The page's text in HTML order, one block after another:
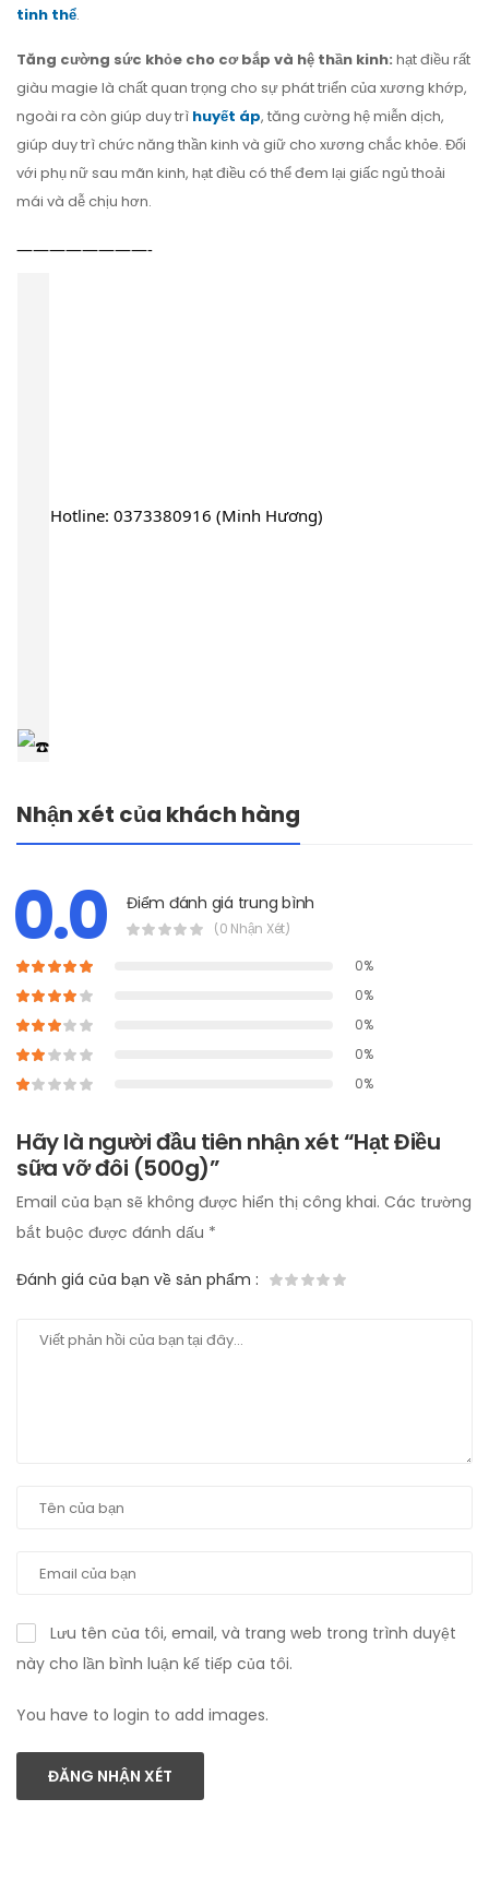
tinh thể.
Tăng cường sức khỏe cho cơ bắp và hệ thần kinh: hạt điều rất
giàu magie là chất quan trọng cho sự phát triển của xương khớp,
ngoài ra còn giúp duy trì huyết áp, tăng cường hệ miễn dịch,
giúp duy trì chức năng thần kinh và giữ cho xương chắc khỏe. Đối
với phụ nữ sau mãn kinh, hạt điều có thể đem lại giấc ngủ thoải
mái và dễ chịu hơn.
————————-
Hotline: 0373380916 (Minh Hương)
Nhận xét của khách hàng
0.0 Điểm đánh giá trung bình
(0 Nhận Xét)
0%
0%
0%
0%
0%
Hãy là người đầu tiên nhận xét “Hạt Điều
sữa vỡ đôi (500g)”
Email của bạn sẽ không được hiển thị công khai. Các trường
bắt buộc được đánh dấu *
Đánh giá của bạn về sản phẩm :
Lưu tên của tôi, email, và trang web trong trình duyệt
này cho lần bình luận kế tiếp của tôi.
You have to login to add images.
ĐĂNG NHẬN XÉT